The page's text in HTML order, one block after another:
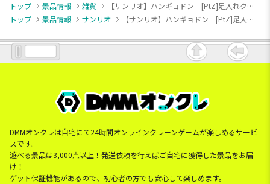
トップ 景品情報 雑貨
【サンリオ】ハンギョドン [PtZ]足入れクッション
トップ
景品情報 サンリオ 【サンリオ】ハンギョドン [PtZ]足入れクッション
DMMオンクレは自宅にて24時間オンラインクレーンゲームが楽しめるサービ
スです。
遊べる景品は3,000点以上！発送依頼を行えばご自宅に獲得した景品をお届
け！
ゲット保証機能があるので、初心者の方でも安心して楽しめます。